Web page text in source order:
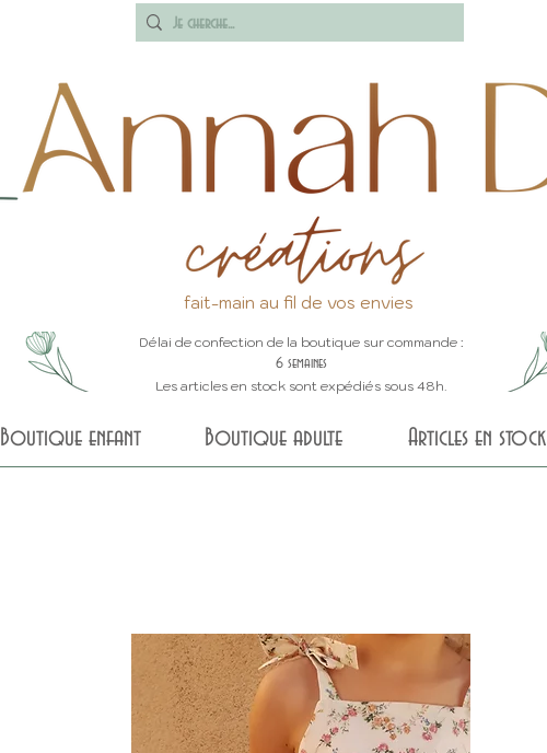
fait-main au fil de vos envies
Délai de confection de la boutique sur commande :
6 semaines
Les articles en stock sont expédiés sous 48h.
Boutique enfant Boutique adulte Articles en stock